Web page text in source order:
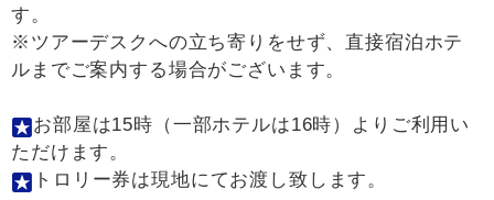
す。
※ツアーデスクへの立ち寄りをせず、直接宿泊ホテ
ルまでご案内する場合がございます。
お部屋は15時（一部ホテルは16時）よりご利用い
ただけます。
トロリー券は現地にてお渡し致します。